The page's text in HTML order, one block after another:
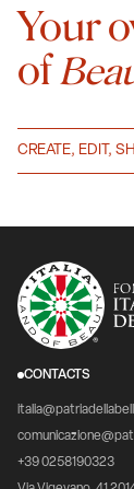
Your
of
CREATE, EDIT,
CONTACTS
+39 0258190323